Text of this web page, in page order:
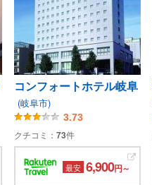
コンフォートホテル岐阜
(岐阜市)
3.73
クチコミ： 73件
最安 6,900円～